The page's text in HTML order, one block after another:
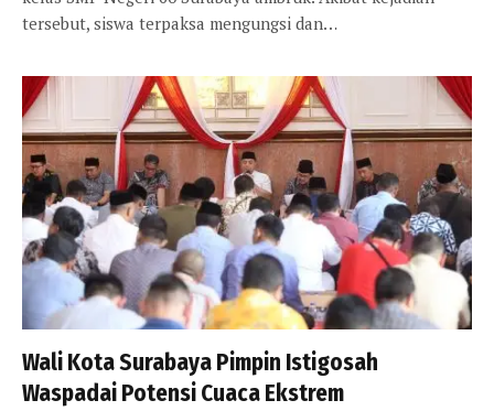
tersebut, siswa terpaksa mengungsi dan…
Wali Kota Surabaya Pimpin Istigosah
Waspadai Potensi Cuaca Ekstrem